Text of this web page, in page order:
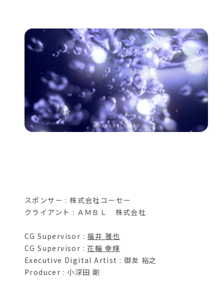
スポンサー : 株式会社コーセー
クライアント : ＡＭＢＬ 株式会社
CG Supervisor :福井 雅也
CG Supervisor :花輪 幸輝
Executive Digital Artist : 御友 裕之
Producer : 小深田 剛